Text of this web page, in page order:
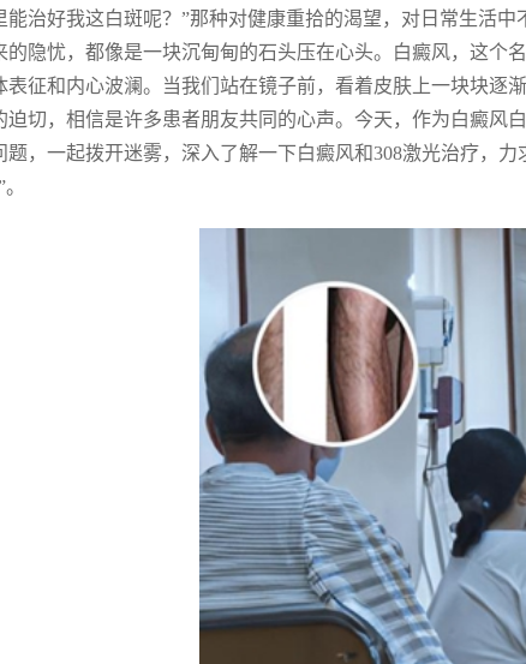
能治好我这白斑呢？”那种对健康重拾的渴望，对日常生活
的隐忧，都像是一块沉甸甸的石头压在心头。白癜风，这个
表征和内心波澜。当我们站在镜子前，看着皮肤上一块块逐
迫切，相信是许多患者朋友共同的心声。今天，作为白癜风
题，一起拨开迷雾，深入了解一下白癜风和308激光治疗，